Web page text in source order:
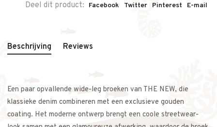
Deel dit product: Facebook Twitter Pinterest E-mail
Beschrijving Reviews
Een paar opvallende wide-leg broeken van THE NEW, die
klassieke denim combineren met een exclusieve gouden
coating. Het moderne ontwerp brengt een coole streetwear-